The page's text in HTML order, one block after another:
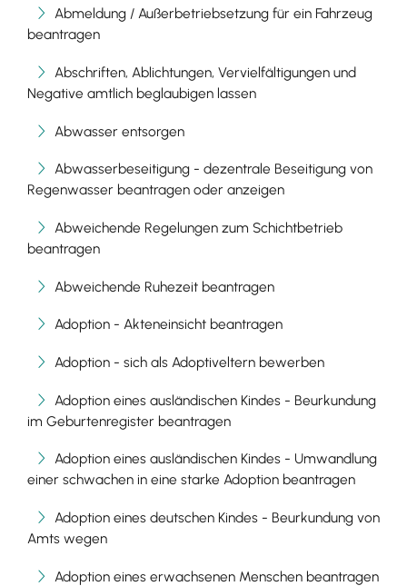
Abmeldung / Außerbetriebsetzung für ein Fahrzeug
beantragen
Abschriften, Ablichtungen, Vervielfältigungen und
Negative amtlich beglaubigen lassen
Abwasser entsorgen
Abwasserbeseitigung - dezentrale Beseitigung von
Regenwasser beantragen oder anzeigen
Abweichende Regelungen zum Schichtbetrieb
beantragen
Abweichende Ruhezeit beantragen
Adoption - Akteneinsicht beantragen
Adoption - sich als Adoptiveltern bewerben
Adoption eines ausländischen Kindes - Beurkundung
im Geburtenregister beantragen
Adoption eines ausländischen Kindes - Umwandlung
einer schwachen in eine starke Adoption beantragen
Adoption eines deutschen Kindes - Beurkundung von
Amts wegen
Adoption eines erwachsenen Menschen beantragen